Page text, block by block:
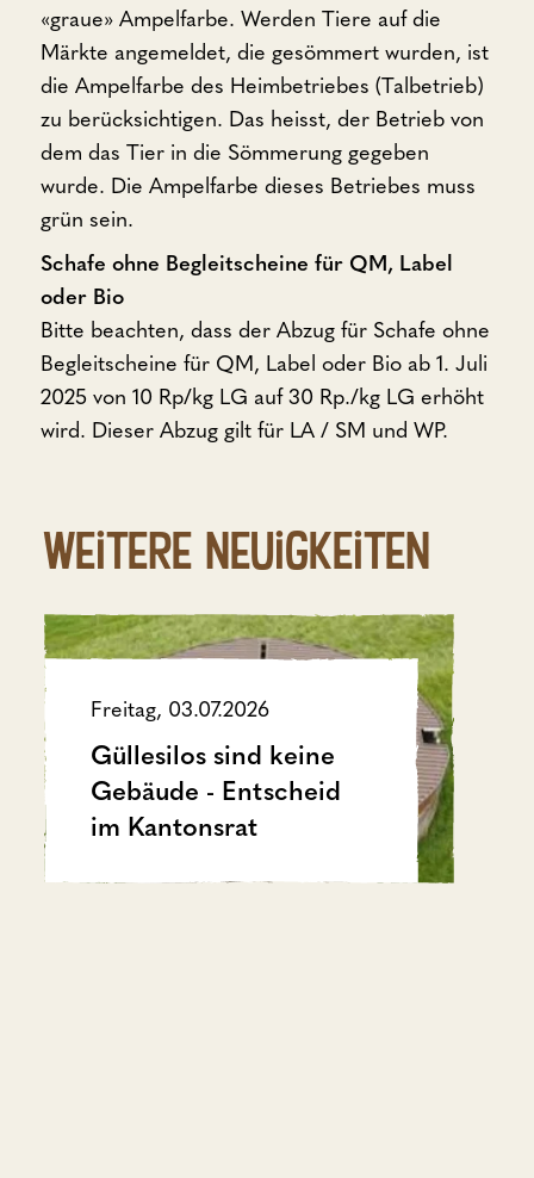
«graue» Ampelfarbe. Werden Tiere auf die
Märkte angemeldet, die gesömmert wurden, ist
die Ampelfarbe des Heimbetriebes (Talbetrieb)
zu berücksichtigen. Das heisst, der Betrieb von
dem das Tier in die Sömmerung gegeben
wurde. Die Ampelfarbe dieses Betriebes muss
grün sein.
Schafe ohne Begleitscheine für QM, Label
oder Bio
Bitte beachten, dass der Abzug für Schafe ohne
Begleitscheine für QM, Label oder Bio ab 1. Juli
2025 von 10 Rp/kg LG auf 30 Rp./kg LG erhöht
wird. Dieser Abzug gilt für LA / SM und WP.
Weitere Neuigkeiten
Freitag, 03.07.2026
Güllesilos sind keine
Gebäude - Entscheid
im Kantonsrat